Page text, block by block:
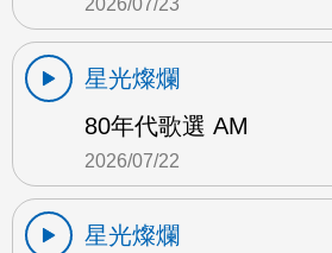
2026/07/23
星光燦爛
80年代歌選 AM
2026/07/22
星光燦爛